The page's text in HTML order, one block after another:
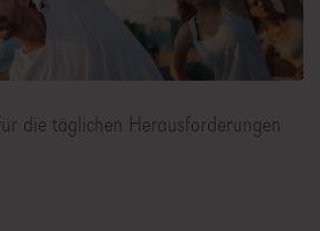
die täglichen Herausforderungen